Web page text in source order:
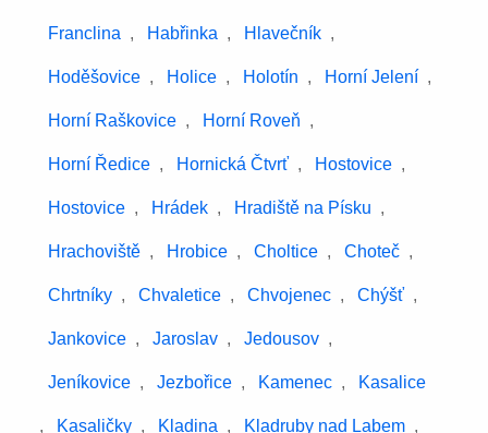
Franclina , Habřinka , Hlavečník ,
Hoděšovice , Holice , Holotín , Horní Jelení ,
Horní Raškovice , Horní Roveň ,
Horní Ředice , Hornická Čtvrť , Hostovice ,
Hostovice , Hrádek , Hradiště na Písku ,
Hrachoviště , Hrobice , Choltice , Choteč ,
Chrtníky , Chvaletice , Chvojenec , Chýšť ,
Jankovice , Jaroslav , Jedousov ,
Jeníkovice , Jezbořice , Kamenec , Kasalice
, Kasaličky , Kladina , Kladruby nad Labem ,